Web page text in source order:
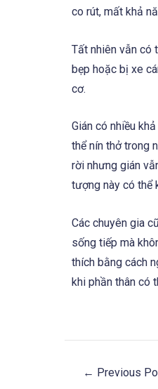
co rút, mất khả
Tất nhiên vẫn có
bẹp hoặc bị xe
cơ.
Gián có nhiều
thể nín thở trong
rời nhưng gián
tượng này có thể
Các chuyên gia
sống tiếp mà
thích bằng cách
khi phần thân có
← Previous